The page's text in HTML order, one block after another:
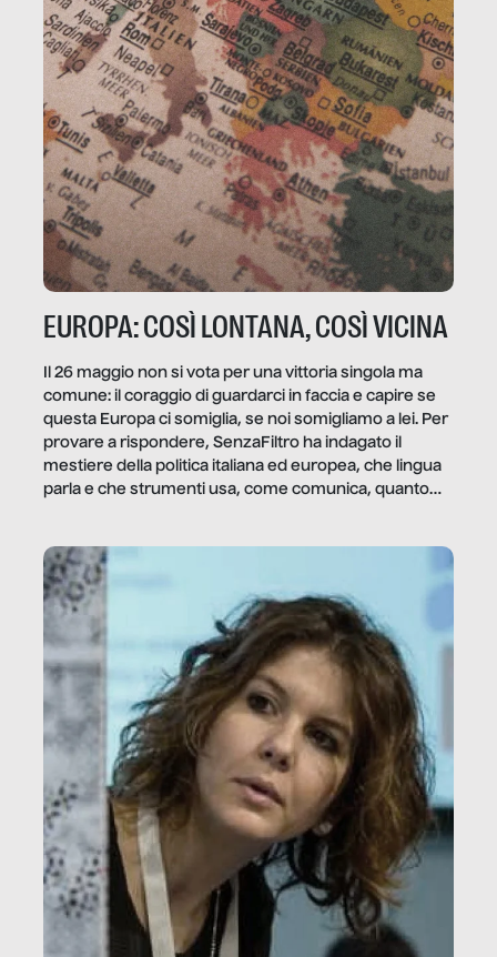
EUROPA: COSÌ LONTANA, COSÌ VICINA
Il 26 maggio non si vota per una vittoria singola ma
comune: il coraggio di guardarci in faccia e capire se
questa Europa ci somiglia, se noi somigliamo a lei. Per
provare a rispondere, SenzaFiltro ha indagato il
mestiere della politica italiana ed europea, che lingua
parla e che strumenti usa, come comunica, quanto